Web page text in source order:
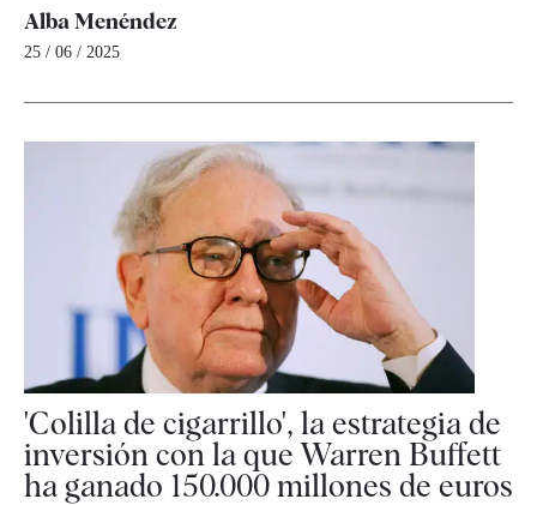
Alba Menéndez
25 / 06 / 2025
'Colilla de cigarrillo', la estrategia de
inversión con la que Warren Buffett
ha ganado 150.000 millones de euros